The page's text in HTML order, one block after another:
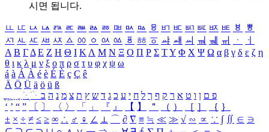
시면 됩니다.
ㅥ ㅦ ㅧ ㅨ ㅩ ㅪ ㅫ ㅬ ㅭ ㅮ ㅯ ㅰ ㅱ ㅲ ㅳ ㅴ ㅵ ㅶ ㅷ ㅸ
ㅹ
ㅺ ㅻ ㅼ ㅽ ㅾ ㅿ ㆀ ㆁ ㆂ ㆃ ㆄ ㆅ ㆆ ㆇ ㆈ ㆉ ㆊ ㆋ ㆌ ㆍ
ㆎ
Α Β ΓΔ Ε Ζ Η Θ Ι ΚΛ Μ Ν Ξ Ο Π Ρ Σ ΤΥ Φ Χ Ψ Ω α β γ δ ε ζ η
θ ι κ λ μ ν ξ ο π ρ σ τ υ φ χ ψ ω
á à Á À é è É È ç Ç ê
Ä Ö Ü ä ö ü ß
ִֶֹ ֻּ ׁׂ פ ם ן ו ט א ר ק ף ך ל ח י ע כ ג ד ש ץ ת צ מ נ ה ב
‘ ’ “ ” 〔 〕 〈 〉 「 」 『 』 【 】 ＂ （ ） ［ ］ ｛ ｝
± × ÷ ≠ ≤ ≥ ∞ ∴ ♂ ♀ ∠ ⊥ ⌒ ∂ ∇ ≡ ≒ ≪ ≫ √ ∽ ∝ ∵ ∫ ∬ ∈ ∋